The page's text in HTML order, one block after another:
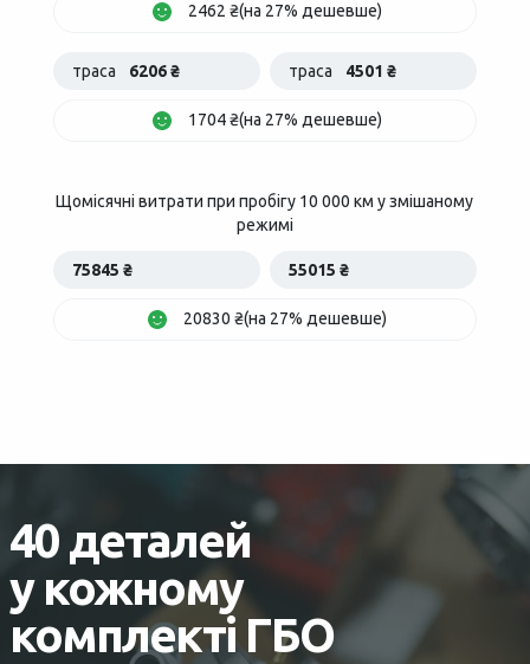
2462 ₴(на 27% дешевше)
траса 6206 ₴ траса 4501 ₴
1704 ₴(на 27% дешевше)
Щомісячні витрати при пробігу 10 000 км у змішаному
режимі
75845 ₴ 55015 ₴
20830 ₴(на 27% дешевше)
40 деталей
у кожному
комплекті ГБО